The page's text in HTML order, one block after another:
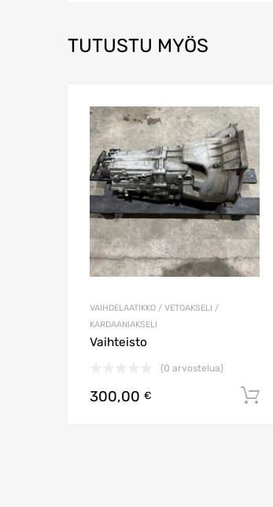
TUTUSTU MYÖS
VAIHDELAATIKKO / VETOAKSELI /
KARDAANIAKSELI
Vaihteisto
(0 arvostelua)
300,00 €